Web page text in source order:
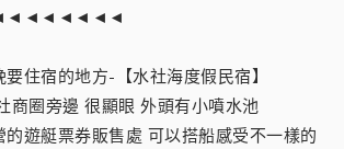
住宿的地方-【水社海度假民宿】
商圈旁邊 很顯眼 外頭有小噴水池
的遊艇票券販售處 可以搭船感受不一樣的